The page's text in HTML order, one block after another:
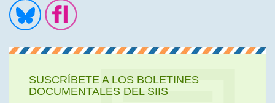
SUSCRÍBETE A LOS BOLETINES
DOCUMENTALES DEL SIIS